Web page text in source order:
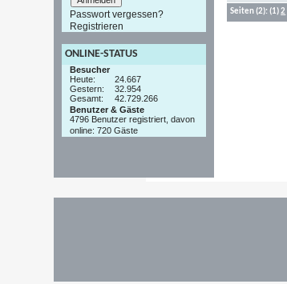
Passwort vergessen?
Registrieren
ONLINE-STATUS
Besucher
Heute:
24.667
Gestern:
32.954
Gesamt:
42.729.266
Benutzer & Gäste
4796 Benutzer registriert, davon
online: 720 Gäste
Seiten(2):(1) 2